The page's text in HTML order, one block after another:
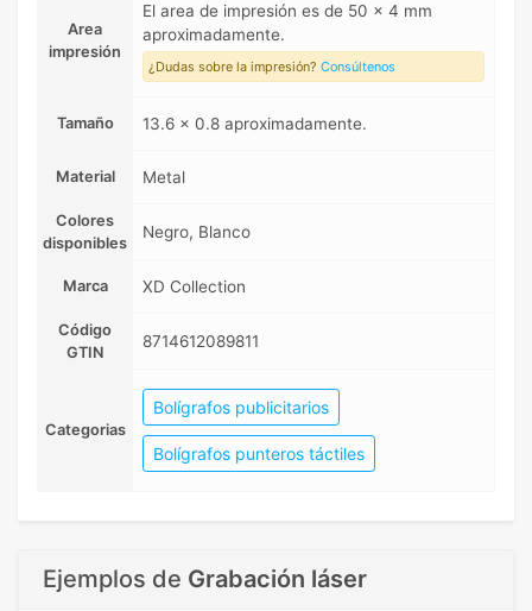
Area
impresión
El area de impresión es de 50 x 4 mm
aproximadamente.
¿Dudas sobre la impresión? Consúltenos
Tamaño 13.6 x 0.8 aproximadamente.
Material Metal
Colores
disponibles
Negro, Blanco
Marca XD Collection
Código
GTIN
8714612089811
Categorias
Bolígrafos publicitarios
Bolígrafos punteros táctiles
Ejemplos de Grabación láser